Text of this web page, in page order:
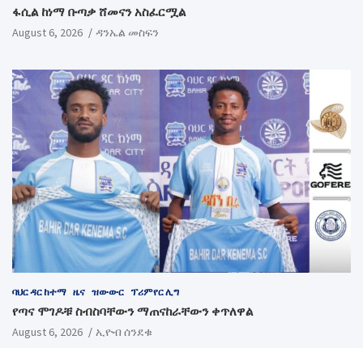
ፋሲል ከነማ ቡጣቃ ሸመናን አስፈርሟል
August 6, 2026 ዳንኤል መስፍን
ባህር ዳር ከተማ ዜና ዝውውር ፕሪምየር ሊግ
የጣና ሞገዶቹ ስብስባቸውን ማጠናከራቸውን ቀጥለዋል
August 6, 2026 ኢዮብ ሰንደቁ